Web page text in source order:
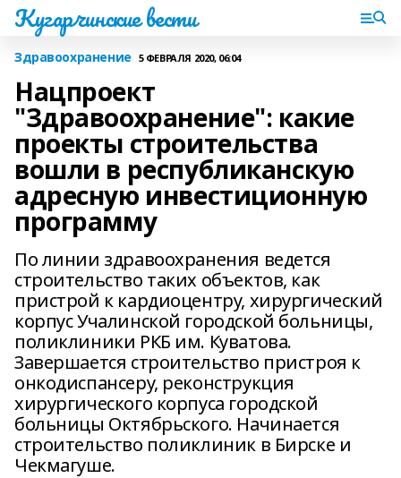
Кугарчинские вести
Здравоохранение 5 ФЕВРАЛЯ 2020, 06:04
Нацпроект
"Здравоохранение": какие
проекты строительства
вошли в республиканскую
адресную инвестиционную
программу
По линии здравоохранения ведется
строительство таких объектов, как
пристрой к кардиоцентру, хирургический
корпус Учалинской городской больницы,
поликлиники РКБ им. Куватова.
Завершается строительство пристроя к
онкодиспансеру, реконструкция
хирургического корпуса городской
больницы Октябрьского. Начинается
строительство поликлиник в Бирске и
Чекмагуше.